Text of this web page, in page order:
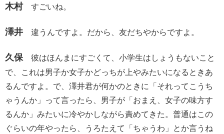
木村すごいね。
澤井 違うんですよ。だから、友だちやからですよ。
久保 彼はほんまにすごくて、小学生はしょうもないこと
で、これは男子か女子かどっちが上やみたいになるときあ
るんですよ。で、澤井君が何かのときに「それってこうち
ゃうんか」って言ったら、男子が「おまえ、女子の味方す
るんか」みたいに冷やかしながら責めてきた。普通はこの
ぐらいの年やったら、うろたえて「ちゃうわ」とか言うね